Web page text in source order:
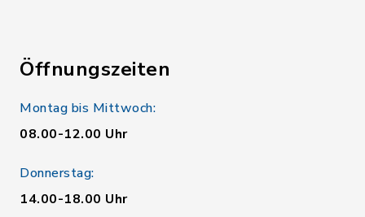
Öffnungszeiten
Montag bis Mittwoch:
08.00-12.00 Uhr
Donnerstag:
14.00-18.00 Uhr